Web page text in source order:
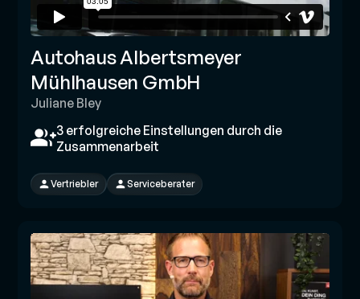
Autohaus Albertsmeyer
Mühlhausen GmbH
Juliane Bley
3 erfolgreiche Einstellungen durch die
Zusammenarbeit
Vertriebler Serviceberater